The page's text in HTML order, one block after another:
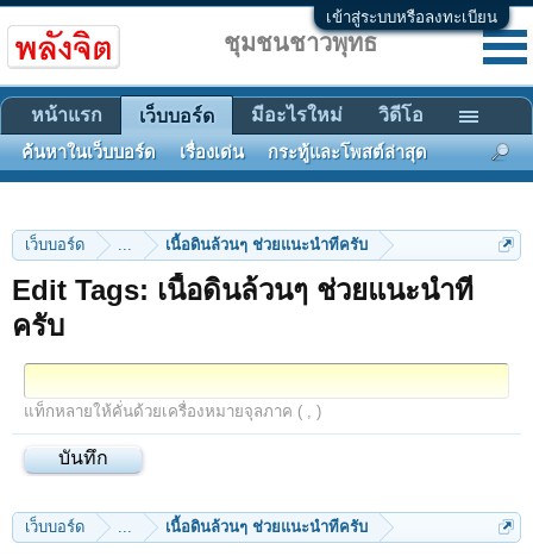
เข้าสู่ระบบหรือลงทะเบียน
เว็บบอร์ด ... เนื้อดินล้วนๆ ช่วยแนะนำทีครับ
Edit Tags: เนื้อดินล้วนๆ ช่วยแนะนำที
ครับ
แท็กหลายให้คั่นด้วยเครื่องหมายจุลภาค ( , )
เว็บบอร์ด ... เนื้อดินล้วนๆ ช่วยแนะนำทีครับ
ชุมชนชาวพุทธ
หน้าแรก เว็บบอร์ด
ค้นหาในเว็บบอร์ด เรื่องเด่น กระทู้และโพสต์ล่าสุด
มีอะไรใหม่ วิดีโอ